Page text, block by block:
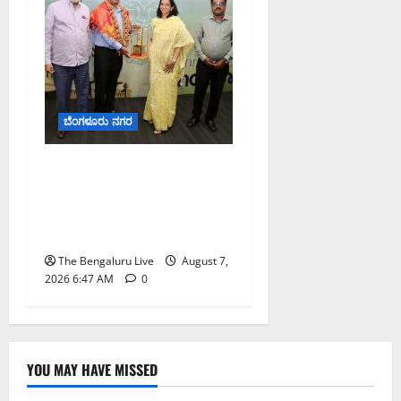
ಬೆಂಗಳೂರು ನಗರ
The Bengaluru Live
August 7,
2026 6:47 AM
0
YOU MAY HAVE MISSED